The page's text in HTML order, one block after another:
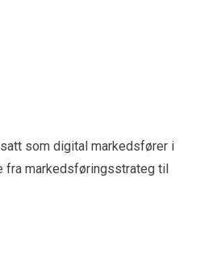
som digital markedsfører i
fra markedsføringsstrateg til